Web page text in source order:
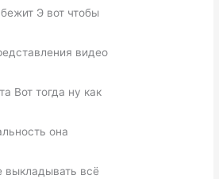
Э вот чтобы
видео
Вот тогда ну как
она
выкладывать всё